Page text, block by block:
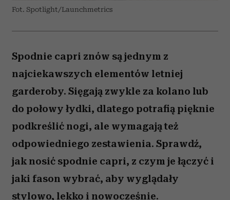
Fot. Spotlight/Launchmetrics
Spodnie capri znów są jednym z
najciekawszych elementów letniej
garderoby. Sięgają zwykle za kolano lub
do połowy łydki, dlatego potrafią pięknie
podkreślić nogi, ale wymagają też
odpowiedniego zestawienia. Sprawdź,
jak nosić spodnie capri, z czym je łączyć i
jaki fason wybrać, aby wyglądały
stylowo, lekko i nowocześnie.